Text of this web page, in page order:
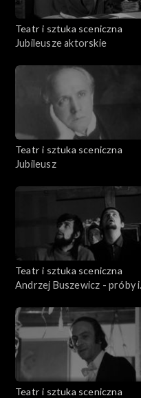
Teatr i sztuka sceniczna
Jubileusze aktorskie
Teatr i sztuka sceniczna
Jubileusz
Teatr i sztuka sceniczna
Andrzej Buszewicz - próby i
"Dziady"
Teatr i sztuka sceniczna